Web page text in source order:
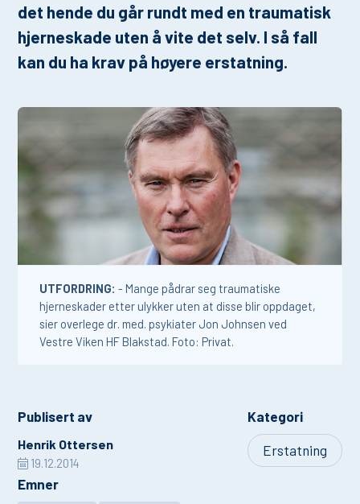
det hende du går rundt med en traumatisk
hjerneskade uten å vite det selv. I så fall
kan du ha krav på høyere erstatning.
UTFORDRING: - Mange pådrar seg traumatiske
hjerneskader etter ulykker uten at disse blir oppdaget,
sier overlege dr. med. psykiater Jon Johnsen ved
Vestre Viken HF Blakstad. Foto: Privat.
Publisert av
Henrik Ottersen
19.12.2014
Kategori
Erstatning
Emner